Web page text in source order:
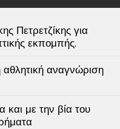
Πετρετζίκης για
εκπομπής.
αναγνώριση
και με την βία του